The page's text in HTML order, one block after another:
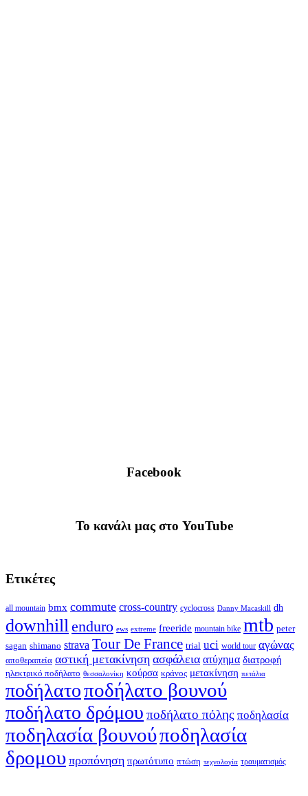
Facebook
To κανάλι μας στο YouTube
Ετικέτες
all mountain bmx commute cross-country cyclocross Danny Macaskill dh
downhillenduro ews extreme freeride mountain bike mtb peter
sagan shimano strava Tour De France trial uci world tour αγώνας
αποθεραπεία αστική μετακίνηση ασφάλεια ατύχημα διατροφή
ηλεκτρικό ποδήλατο θεσσαλονίκη κούρσα κράνος μετακίνηση πετάλια
ποδήλατοποδήλατο βουνού
ποδήλατο δρόμου ποδήλατο πόλης ποδηλασία
ποδηλασία βουνούποδηλασία
δρομου προπόνηση πρωτότυπο πτώση τεχνολογία τραυματισμός